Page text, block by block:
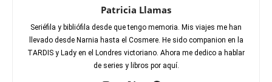
Patricia Llamas
Seriéfila y bibliófila desde que tengo memoria. Mis viajes me han
llevado desde Narnia hasta el Cosmere. He sido companion en la
TARDIS y Lady en el Londres victoriano. Ahora me dedico a hablar
de series y libros por aquí.